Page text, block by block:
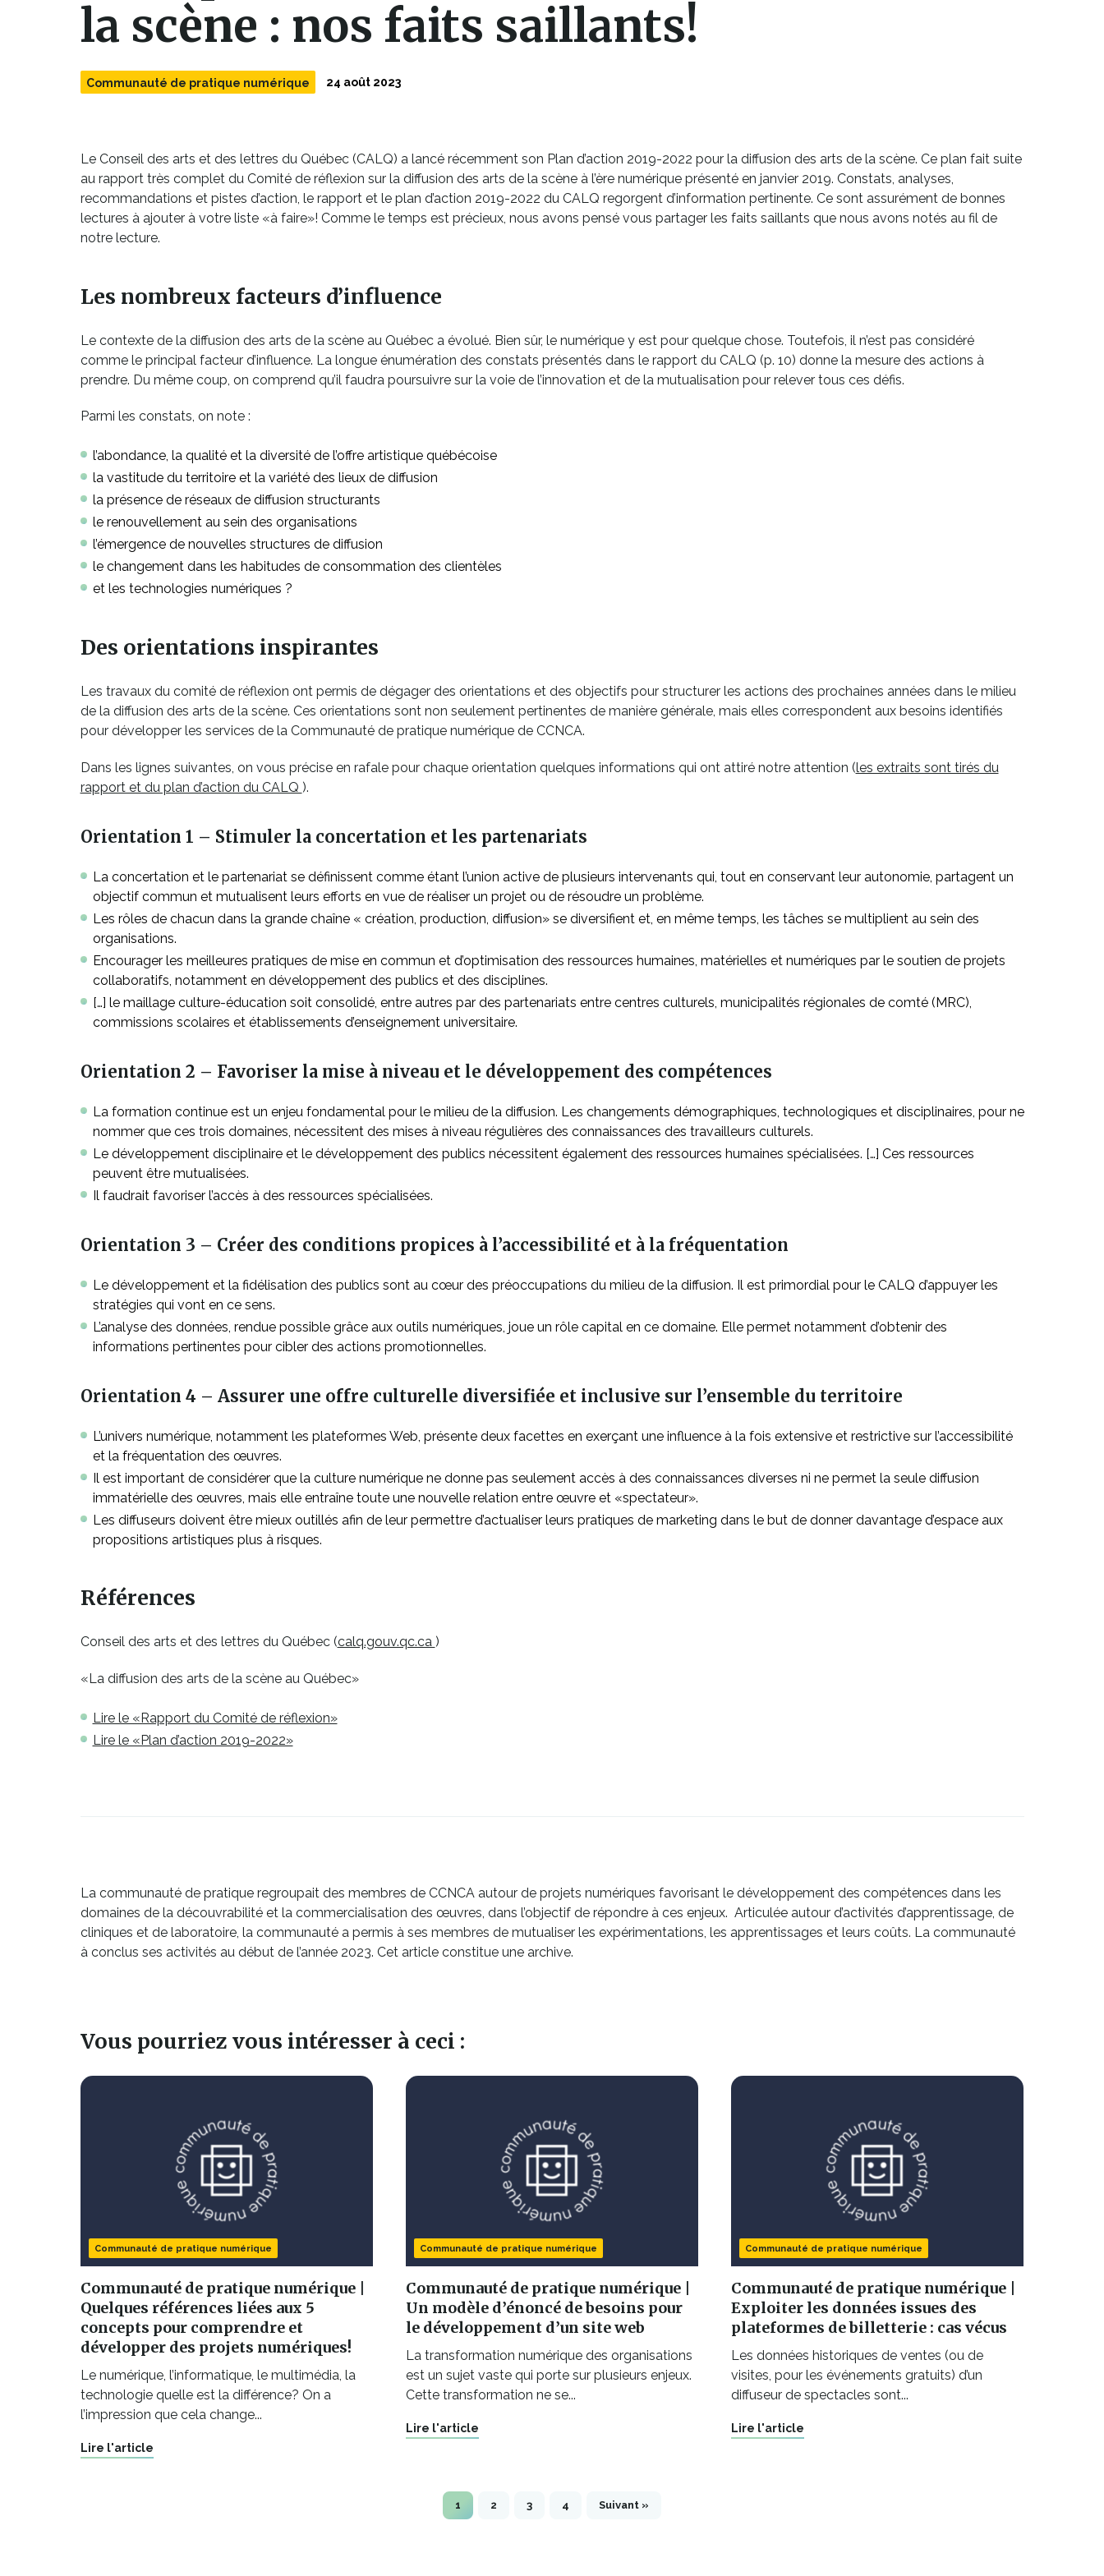
la scène : nos faits saillants!
Communauté de pratique numérique 24 août 2023
Le Conseil des arts et des lettres du Québec (CALQ) a lancé récemment son Plan d’action 2019-2022 pour la diffusion des arts de la scène. Ce plan fait suite
au rapport très complet du Comité de réflexion sur la diffusion des arts de la scène à l’ère numérique présenté en janvier 2019. Constats, analyses,
recommandations et pistes d’action, le rapport et le plan d’action 2019-2022 du CALQ regorgent d’information pertinente. Ce sont assurément de bonnes
lectures à ajouter à votre liste «à faire»! Comme le temps est précieux, nous avons pensé vous partager les faits saillants que nous avons notés au fil de
notre lecture.
Les nombreux facteurs d’influence
Le contexte de la diffusion des arts de la scène au Québec a évolué. Bien sûr, le numérique y est pour quelque chose. Toutefois, il n’est pas considéré
comme le principal facteur d’influence. La longue énumération des constats présentés dans le rapport du CALQ (p. 10) donne la mesure des actions à
prendre. Du même coup, on comprend qu’il faudra poursuivre sur la voie de l’innovation et de la mutualisation pour relever tous ces défis.
Parmi les constats, on note :
l’abondance, la qualité et la diversité de l’offre artistique québécoise
la vastitude du territoire et la variété des lieux de diffusion
la présence de réseaux de diffusion structurants
le renouvellement au sein des organisations
l’émergence de nouvelles structures de diffusion
le changement dans les habitudes de consommation des clientèles
et les technologies numériques ?
Des orientations inspirantes
Les travaux du comité de réflexion ont permis de dégager des orientations et des objectifs pour structurer les actions des prochaines années dans le milieu
de la diffusion des arts de la scène. Ces orientations sont non seulement pertinentes de manière générale, mais elles correspondent aux besoins identifiés
pour développer les services de la Communauté de pratique numérique de CCNCA.
Dans les lignes suivantes, on vous précise en rafale pour chaque orientation quelques informations qui ont attiré notre attention (les extraits sont tirés du
rapport et du plan d’action du CALQ Ce
dans
nouvelle
fenêtre
).
Orientation 1 – Stimuler la concertation et les partenariats
La concertation et le partenariat se définissent comme étant l’union active de plusieurs intervenants qui, tout en conservant leur autonomie, partagent un
objectif commun et mutualisent leurs efforts en vue de réaliser un projet ou de résoudre un problème.
Les rôles de chacun dans la grande chaîne « création, production, diffusion» se diversifient et, en même temps, les tâches se multiplient au sein des
organisations.
Encourager les meilleures pratiques de mise en commun et d’optimisation des ressources humaines, matérielles et numériques par le soutien de projets
collaboratifs, notamment en développement des publics et des disciplines.
[…] le maillage culture-éducation soit consolidé, entre autres par des partenariats entre centres culturels, municipalités régionales de comté (MRC),
commissions scolaires et établissements d’enseignement universitaire.
Orientation 2 – Favoriser la mise à niveau et le développement des compétences
La formation continue est un enjeu fondamental pour le milieu de la diffusion. Les changements démographiques, technologiques et disciplinaires, pour ne
nommer que ces trois domaines, nécessitent des mises à niveau régulières des connaissances des travailleurs culturels.
Le développement disciplinaire et le développement des publics nécessitent également des ressources humaines spécialisées. […] Ces ressources
peuvent être mutualisées.
Il faudrait favoriser l’accès à des ressources spécialisées.
Orientation 3 – Créer des conditions propices à l’accessibilité et à la fréquentation
Le développement et la fidélisation des publics sont au cœur des préoccupations du milieu de la diffusion. Il est primordial pour le CALQ d’appuyer les
stratégies qui vont en ce sens.
L’analyse des données, rendue possible grâce aux outils numériques, joue un rôle capital en ce domaine. Elle permet notamment d’obtenir des
informations pertinentes pour cibler des actions promotionnelles.
Orientation 4 – Assurer une offre culturelle diversifiée et inclusive sur l’ensemble du territoire
L’univers numérique, notamment les plateformes Web, présente deux facettes en exerçant une influence à la fois extensive et restrictive sur l’accessibilité
et la fréquentation des œuvres.
Il est important de considérer que la culture numérique ne donne pas seulement accès à des connaissances diverses ni ne permet la seule diffusion
immatérielle des œuvres, mais elle entraîne toute une nouvelle relation entre œuvre et «spectateur».
Les diffuseurs doivent être mieux outillés afin de leur permettre d’actualiser leurs pratiques de marketing dans le but de donner davantage d’espace aux
propositions artistiques plus à risques.
Références
Conseil des arts et des lettres du Québec (calq.gouv.qc.ca Ce
)
«La diffusion des arts de la scène au Québec»
Lire le «Rapport du Comité de réflexion»Ce
Lire le «Plan d’action 2019-2022»Ce
La communauté de pratique regroupait des membres de CCNCA autour de projets numériques favorisant le développement des compétences dans les
domaines de la découvrabilité et la commercialisation des œuvres, dans l’objectif de répondre à ces enjeux. Articulée autour d’activités d’apprentissage, de
cliniques et de laboratoire, la communauté a permis à ses membres de mutualiser les expérimentations, les apprentissages et leurs coûts. La communauté
à conclus ses activités au début de l’année 2023. Cet article constitue une archive.
Vous pourriez vous intéresser à ceci :
Communauté de pratique numérique
Communauté de pratique numérique |
Quelques références liées aux 5
concepts pour comprendre et
développer des projets numériques!
Le numérique, l’informatique, le multimédia, la
technologie quelle est la différence? On a
l’impression que cela change...
Lire l'article
Communauté de pratique numérique
Communauté de pratique numérique |
Un modèle d’énoncé de besoins pour
le développement d’un site web
La transformation numérique des organisations
est un sujet vaste qui porte sur plusieurs enjeux.
Cette transformation ne se...
Lire l'article
Communauté de pratique numérique
Communauté de pratique numérique |
Exploiter les données issues des
plateformes de billetterie : cas vécus
Les données historiques de ventes (ou de
visites, pour les événements gratuits) d’un
diffuseur de spectacles sont...
Lire l'article
1 2 3 4 Suivant »